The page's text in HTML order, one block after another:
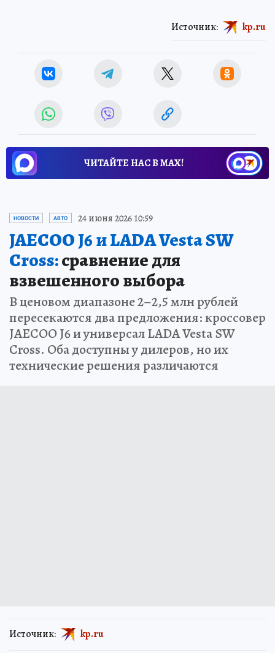
Источник: kp.ru
ЧИТАЙТЕ НАС В МАХ!
НОВОСТИ АВТО 24 июня 2026 10:59
JAECOO J6 и LADA Vesta SW
Cross:сравнение для
взвешенного выбора
В ценовом диапазоне 2–2,5 млн рублей
пересекаются два предложения: кроссовер
JAECOO J6 и универсал LADA Vesta SW
Cross. Оба доступны у дилеров, но их
технические решения различаются
Источник: kp.ru